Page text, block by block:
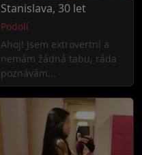
Stanislava, 30 let
Podolí
Ahoj! Jsem extrovertní a
nemám žádná tabu, ráda
poznávám...